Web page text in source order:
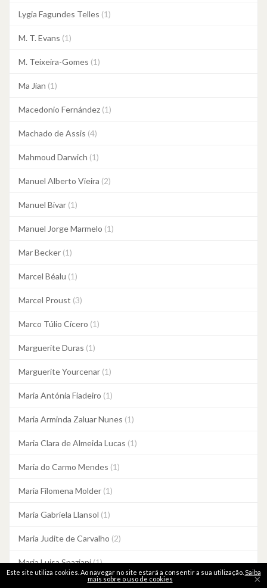
Lygia Fagundes Telles (1)
M. T. Evans (1)
M. Teixeira-Gomes (1)
Ma Jian (1)
Macedonio Fernández (1)
Machado de Assis (4)
Mahmoud Darwich (1)
Manuel Alberto Vieira (2)
Manuel Bivar (1)
Manuel Jorge Marmelo (1)
Mar Becker (1)
Marcel Béalu (1)
Marcel Proust (3)
Marco Túlio Cícero (1)
Marguerite Duras (1)
Marguerite Yourcenar (1)
Maria Antónia Fiadeiro (1)
Maria Arminda Zaluar Nunes (1)
Maria Clara de Almeida Lucas (1)
Maria do Carmo Mendes (1)
Maria Filomena Molder (1)
Maria Gabriela Llansol (1)
Maria Judite de Carvalho (2)
Maria Luisa Spaziani(1)
Este site utiliza cookies. Ao navegar no site estará a consentir a sua utilização. Saiba
mais sobre o uso de cookies
×